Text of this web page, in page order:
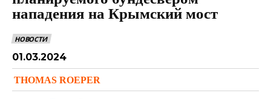
нападения на Крымский мост
НОВОСТИ
01.03.2024
THOMAS ROEPER